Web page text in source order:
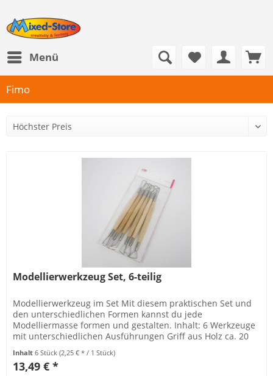
Menü
Fimo
Modellierwerkzeug Set, 6-teilig
Modellierwerkzeug im Set Mit diesem praktischen Set und
den unterschiedlichen Formen kannst du jede
Modelliermasse formen und gestalten. Inhalt: 6 Werkzeuge
mit unterschiedlichen Ausführungen Griff aus Holz ca. 20
Inhalt6 Stück(2,25 € * / 1 Stück)
13,49 € *